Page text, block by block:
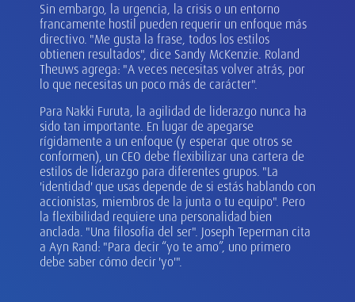
Sin embargo, la urgencia, la crisis o un entorno
francamente hostil pueden requerir un enfoque más
directivo. "Me gusta la frase, todos los estilos
obtienen resultados", dice Sandy McKenzie. Roland
Theuws agrega: "A veces necesitas volver atrás, por
lo que necesitas un poco más de carácter".
Para Nakki Furuta, la agilidad de liderazgo nunca ha
sido tan importante. En lugar de apegarse
rígidamente a un enfoque (y esperar que otros se
conformen), un CEO debe flexibilizar una cartera de
estilos de liderazgo para diferentes grupos. "La
'identidad' que usas depende de si estás hablando con
accionistas, miembros de la junta o tu equipo". Pero
la flexibilidad requiere una personalidad bien
anclada. "Una filosofía del ser". Joseph Teperman cita
a Ayn Rand: "Para decir “yo te amo”, uno primero
debe saber cómo decir 'yo'".